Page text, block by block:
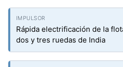
Rápida electrificación de la
dos y tres ruedas de India